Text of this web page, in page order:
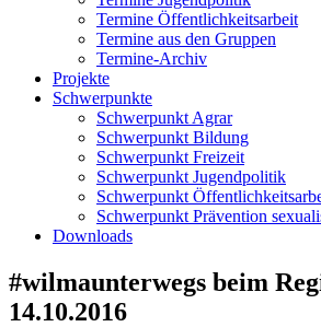
Termine Öffentlichkeitsarbeit
Termine aus den Gruppen
Termine-Archiv
Projekte
Schwerpunkte
Schwerpunkt Agrar
Schwerpunkt Bildung
Schwerpunkt Freizeit
Schwerpunkt Jugendpolitik
Schwerpunkt
Schwerpunkt Prävention
Downloads
#wilmaunterwegs beim
14.10.2016